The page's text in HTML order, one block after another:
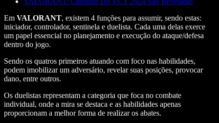
Em VALORANT, existem 4 funções para assumir, sendo estas:
iniciador, controlador, sentinela e duelista. Cada uma delas exerce
um papel essencial no planejamento e execução do ataque/defesa
dentro do jogo.
Sendo os quatros primeiros atuando com foco nas habilidades,
podem imobilizar um adversário, revelar suas posições, provocar
dano, entre outros.
Os duelistas representam a categoria que foca no combate
individual, onde a mira se destaca e as habilidades apenas
proporcionam a melhor forma de realizar os abates.